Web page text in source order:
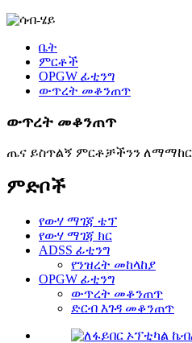
ቤት
ምርቶች
OPGW ፊቲንግ
ውጥረት መቆንጠጥ
ውጥረት መቆንጠጥ
ጤና ይስጥልኝ ምርቶቻችንን
ምድቦች
የውሃ ማገጃ ቴፕ
የውሃ ማገጃ ክር
ADSS ፊቲንግ
የንዝረት መከላከያ
OPGW ፊቲንግ
ውጥረት መቆንጠጥ
ድርብ እገዳ መቆንጠጥ